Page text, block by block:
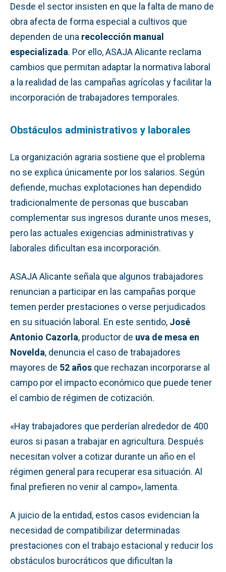
Desde el sector insisten en que la falta de mano de
obra afecta de forma especial a cultivos que
dependen de una recolección manual
especializada. Por ello, ASAJA Alicante reclama
cambios que permitan adaptar la normativa laboral
a la realidad de las campañas agrícolas y facilitar la
incorporación de trabajadores temporales.
Obstáculos administrativos y laborales
La organización agraria sostiene que el problema
no se explica únicamente por los salarios. Según
defiende, muchas explotaciones han dependido
tradicionalmente de personas que buscaban
complementar sus ingresos durante unos meses,
pero las actuales exigencias administrativas y
laborales dificultan esa incorporación.
ASAJA Alicante señala que algunos trabajadores
renuncian a participar en las campañas porque
temen perder prestaciones o verse perjudicados
en su situación laboral. En este sentido, José
Antonio Cazorla, productor de uva de mesa en
Novelda, denuncia el caso de trabajadores
mayores de 52 años que rechazan incorporarse al
campo por el impacto económico que puede tener
el cambio de régimen de cotización.
«Hay trabajadores que perderían alrededor de 400
euros si pasan a trabajar en agricultura. Después
necesitan volver a cotizar durante un año en el
régimen general para recuperar esa situación. Al
final prefieren no venir al campo», lamenta.
A juicio de la entidad, estos casos evidencian la
necesidad de compatibilizar determinadas
prestaciones con el trabajo estacional y reducir los
obstáculos burocráticos que dificultan la